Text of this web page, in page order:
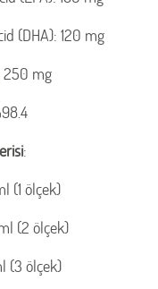
(DHA): 120 mg
250 mg
:
(1 ölçek)
(2 ölçek)
(3 ölçek)